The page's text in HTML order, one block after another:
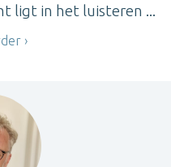
ligt in het luisteren ...